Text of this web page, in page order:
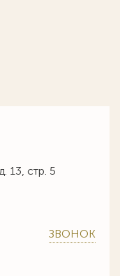
13, стр. 5
ЗВОНОК